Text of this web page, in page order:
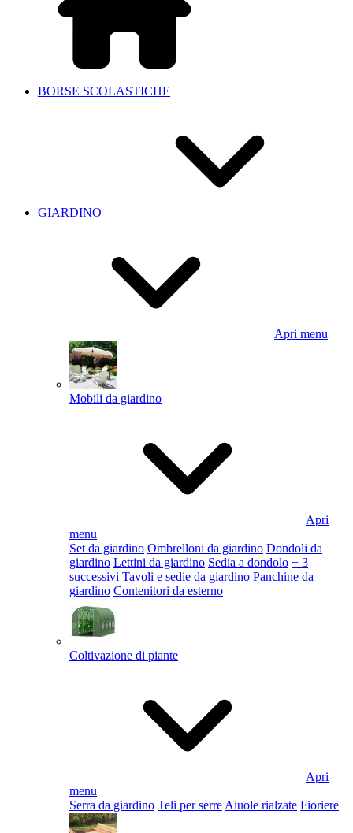
BORSE SCOLASTICHE
GIARDINO
Apri menu
Mobili da giardino
Apri
menu
Set da giardino Ombrelloni da giardino Dondoli da
giardino Lettini da giardino Sedia a dondolo + 3
successivi Tavoli e sedie da giardino Panchine da
giardino Contenitori da esterno
Coltivazione di piante
Apri
menu
Serra da giardino Teli per serre Aiuole rialzate Fioriere